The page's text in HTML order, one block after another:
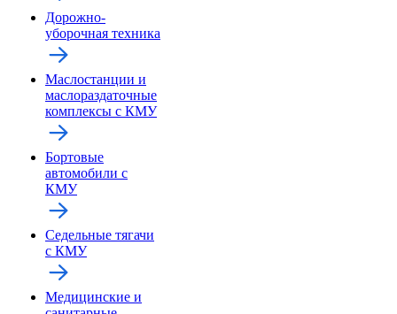
Дорожно-
уборочная техника
Маслостанции и
маслораздаточные
комплексы с КМУ
Бортовые
автомобили с
КМУ
Седельные тягачи
с КМУ
Медицинские и